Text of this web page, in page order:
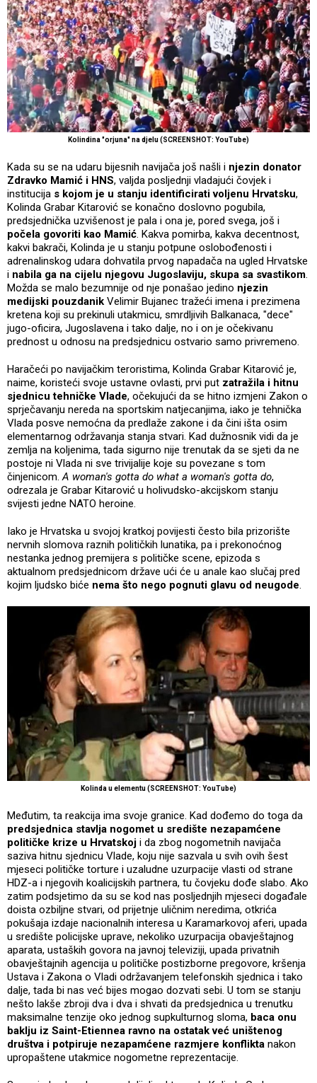
Kolindina "orjuna" na djelu (SCREENSHOT: YouTube)
Kada su se na udaru bijesnih navijača još našli i njezin donator
Zdravko Mamić i HNS, valjda posljednji vladajući čovjek i
institucija s kojom je u stanju identificirati voljenu Hrvatsku,
Kolinda Grabar Kitarović se konačno doslovno pogubila,
predsjednička uzvišenost je pala i ona je, pored svega, još i
počela govoriti kao Mamić. Kakva pomirba, kakva decentnost,
kakvi bakrači, Kolinda je u stanju potpune oslobođenosti i
adrenalinskog udara dohvatila prvog napadača na ugled Hrvatske
i nabila ga na cijelu njegovu Jugoslaviju, skupa sa svastikom.
Možda se malo bezumnije od nje ponašao jedino njezin
medijski pouzdanik Velimir Bujanec tražeći imena i prezimena
kretena koji su prekinuli utakmicu, smrdljivih Balkanaca, "dece"
jugo-oficira, Jugoslavena i tako dalje, no i on je očekivanu
prednost u odnosu na predsjednicu ostvario samo privremeno.
Haračeći po navijačkim teroristima, Kolinda Grabar Kitarović je,
naime, koristeći svoje ustavne ovlasti, prvi put zatražila i hitnu
sjednicu tehničke Vlade, očekujući da se hitno izmjeni Zakon o
sprječavanju nereda na sportskim natjecanjima, iako je tehnička
Vlada posve nemoćna da predlaže zakone i da čini išta osim
elementarnog održavanja stanja stvari. Kad dužnosnik vidi da je
zemlja na koljenima, tada sigurno nije trenutak da se sjeti da ne
postoje ni Vlada ni sve trivijalije koje su povezane s tom
činjenicom. A woman's gotta do what a woman's gotta do,
odrezala je Grabar Kitarović u holivudsko-akcijskom stanju
svijesti jedne NATO heroine.
Iako je Hrvatska u svojoj kratkoj povijesti često bila prizorište
nervnih slomova raznih političkih lunatika, pa i prekonoćnog
nestanka jednog premijera s političke scene, epizoda s
aktualnom predsjednicom države ući će u anale kao slučaj pred
kojim ljudsko biće nema što nego pognuti glavu od neugode.
Kolinda u elementu (SCREENSHOT: YouTube)
Međutim, ta reakcija ima svoje granice. Kad dođemo do toga da
predsjednica stavlja nogomet u središte nezapamćene
političke krize u Hrvatskoj i da zbog nogometnih navijača
saziva hitnu sjednicu Vlade, koju nije sazvala u svih ovih šest
mjeseci političke torture i uzaludne uzurpacije vlasti od strane
HDZ-a i njegovih koalicijskih partnera, tu čovjeku dođe slabo. Ako
zatim podsjetimo da su se kod nas posljednjih mjeseci događale
doista ozbiljne stvari, od prijetnje uličnim neredima, otkrića
pokušaja izdaje nacionalnih interesa u Karamarkovoj aferi, upada
u središte policijske uprave, nekoliko uzurpacija obavještajnog
aparata, ustaških govora na javnoj televiziji, upada privatnih
obavještajnih agencija u političke postizborne pregovore, kršenja
Ustava i Zakona o Vladi održavanjem telefonskih sjednica i tako
dalje, tada bi nas već bijes mogao dozvati sebi. U tom se stanju
nešto lakše zbroji dva i dva i shvati da predsjednica u trenutku
maksimalne tenzije oko jednog supkulturnog sloma, baca onu
baklju iz Saint-Etiennea ravno na ostatak već uništenog
društva i potpiruje nezapamćene razmjere konflikta nakon
upropaštene utakmice nogometne reprezentacije.